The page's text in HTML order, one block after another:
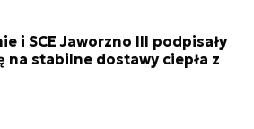
i SCE Jaworzno III podpisały
na stabilne dostawy ciepła z